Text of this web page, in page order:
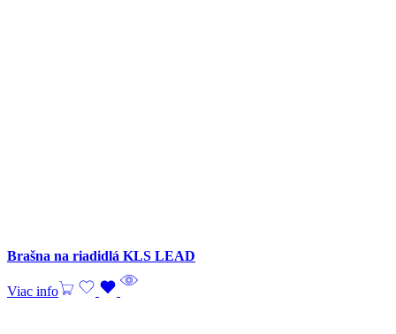
Brašna na riadidlá KLS LEAD
Viac info